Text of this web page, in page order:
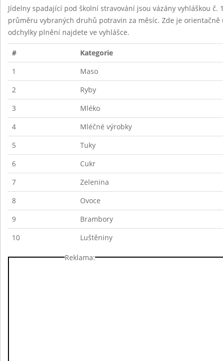
Jídelny spadající pod školní stravování jsou vázány vyhláškou
průměru vybraných druhů potravin za měsíc. Zde je
odchylky plnění najdete ve vyhlášce.
#
Kategorie
1
Maso
2
Ryby
3
Mléko
4
Mléčné výrobky
5
Tuky
6
Cukr
7
Zelenina
8
Ovoce
9
Brambory
10
Luštěniny
Reklama: